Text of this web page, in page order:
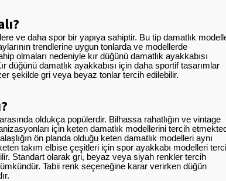
ve daha spor bir yapıya sahiptir. Bu tip damatlık
trendlerine uygun tonlarda ve modellerde
olmaları nedeniyle kır düğünü damatlık ayakkabısı
düğünü damatlık ayakkabısı için daha sportif tasarımlar
şekilde gri veya beyaz tonlar tercih edilebilir.
oldukça popülerdir. Bilhassa rahatlığın ve vintage
için keten damatlık modellerini tercih
ön planda olduğu keten damatlık modelleri aynı
takım elbise çeşitleri için spor ayakkabı modelleri
Standart olarak gri, beyaz veya siyah renkler tercih
Tabii renk seçeneğine karar verirken düğün